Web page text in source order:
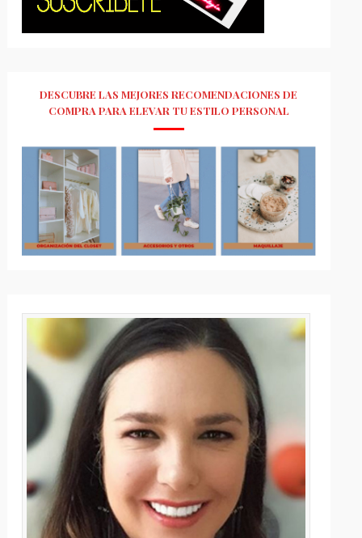
DESCUBRE LAS MEJORES RECOMENDACIONES DE
COMPRA PARA ELEVAR TU ESTILO PERSONAL